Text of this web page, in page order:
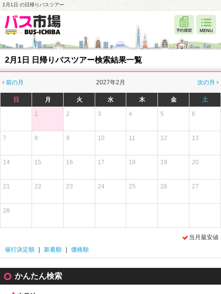
2月1日 の日帰りバスツアー
2月1日 日帰りバスツアー検索結果一覧
前の月 次の月
2027年2月
日 月 火 水 木 金 土
1 2 3 4 5 6
7 8 9 10 11 12 13
14 15 16 17 18 19 20
21 22 23 24 25 26 27
28
当月最安値
催行決定順
新着順 価格順
かんたん検索